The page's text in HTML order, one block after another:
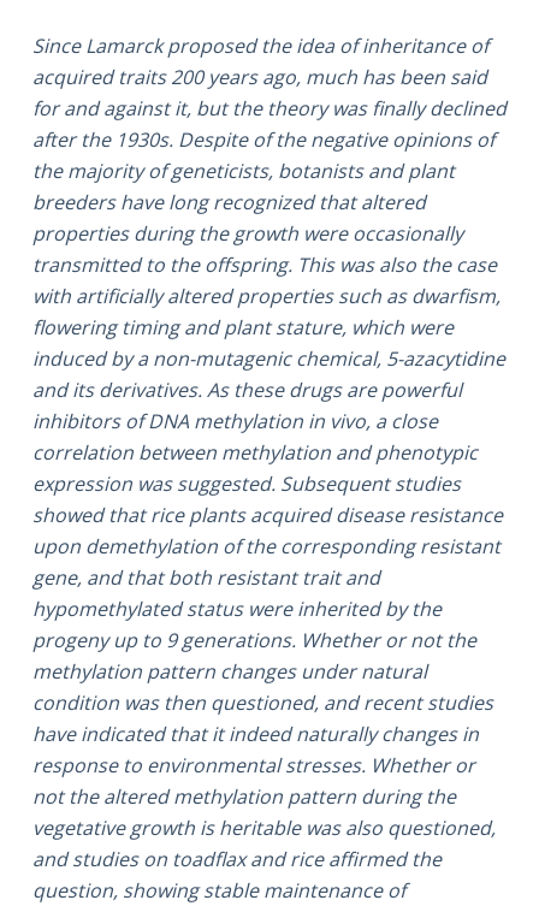
Since Lamarck proposed the idea of inheritance of
acquired traits 200 years ago, much has been said
for and against it, but the theory was finally declined
after the 1930s. Despite of the negative opinions of
the majority of geneticists, botanists and plant
breeders have long recognized that altered
properties during the growth were occasionally
transmitted to the offspring. This was also the case
with artificially altered properties such as dwarfism,
flowering timing and plant stature, which were
induced by a non-mutagenic chemical, 5-azacytidine
and its derivatives. As these drugs are powerful
inhibitors of DNA methylation in vivo, a close
correlation between methylation and phenotypic
expression was suggested. Subsequent studies
showed that rice plants acquired disease resistance
upon demethylation of the corresponding resistant
gene, and that both resistant trait and
hypomethylated status were inherited by the
progeny up to 9 generations. Whether or not the
methylation pattern changes under natural
condition was then questioned, and recent studies
have indicated that it indeed naturally changes in
response to environmental stresses. Whether or
not the altered methylation pattern during the
vegetative growth is heritable was also questioned,
and studies on toadflax and rice affirmed the
question, showing stable maintenance of